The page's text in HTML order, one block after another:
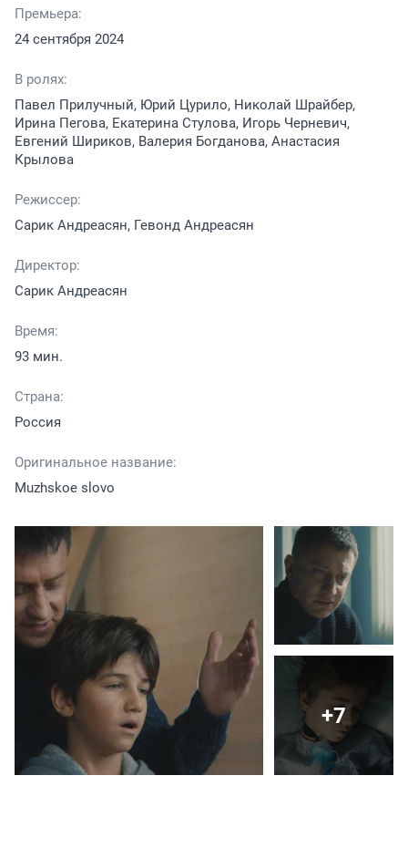
Премьера:
24 сентября 2024
В ролях:
Павел Прилучный, Юрий Цурило, Николай Шрайбер,
Ирина Пегова, Екатерина Стулова, Игорь Черневич,
Евгений Шириков, Валерия Богданова, Анастасия
Крылова
Режиссер:
Сарик Андреасян, Гевонд Андреасян
Директор:
Сарик Андреасян
Время:
93 мин.
Страна:
Россия
Оригинальное название:
Muzhskoe slovo
+7